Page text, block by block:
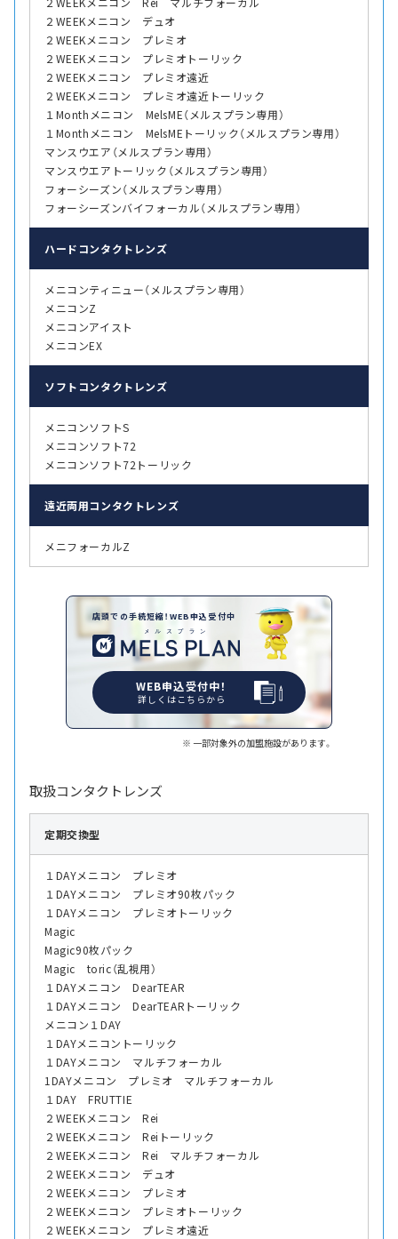
２WEEKメニコン デュオ
２WEEKメニコン プレミオ
２WEEKメニコン プレミオトーリック
２WEEKメニコン プレミオ遠近
２WEEKメニコン プレミオ遠近トーリック
１Monthメニコン MelsME（メルスプラン専用）
１Monthメニコン MelsMEトーリック（メルスプラン専用）
マンスウエア（メルスプラン専用）
マンスウエアトーリック（メルスプラン専用）
フォーシーズン（メルスプラン専用）
フォーシーズンバイフォーカル（メルスプラン専用）
ハード コンタクトレンズ
メニコンティニュー（メルスプラン専用）
メニコンZ
メニコンアイスト
メニコンEX
ソフト コンタクトレンズ
メニコンソフトS
メニコンソフト72
メニコンソフト72トーリック
遠近両用コンタクトレンズ
メニフォーカルZ
店頭での手続短縮！WEB申込受付中
WEB申込受付中！
詳しくはこちらから
一部対象外の加盟施設があります。
取扱コンタクトレンズ
定期交換型
１DAYメニコン プレミオ
１DAYメニコン プレミオ90枚パック
１DAYメニコン プレミオトーリック
Magic
Magic90枚パック
Magic toric（乱視用）
１DAYメニコン DearTEAR
１DAYメニコン DearTEARトーリック
メニコン１DAY
１DAYメニコントーリック
１DAYメニコン マルチフォーカル
1DAYメニコン プレミオ マルチフォーカル
１DAY FRUTTIE
２WEEKメニコン Rei
２WEEKメニコン Reiトーリック
２WEEKメニコン Rei マルチフォーカル
２WEEKメニコン デュオ
２WEEKメニコン プレミオ
２WEEKメニコン プレミオトーリック
２WEEKメニコン プレミオ遠近